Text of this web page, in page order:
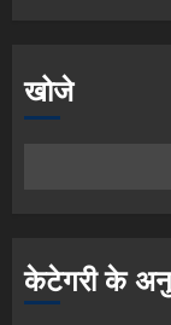
खोजे
केटेगरी के